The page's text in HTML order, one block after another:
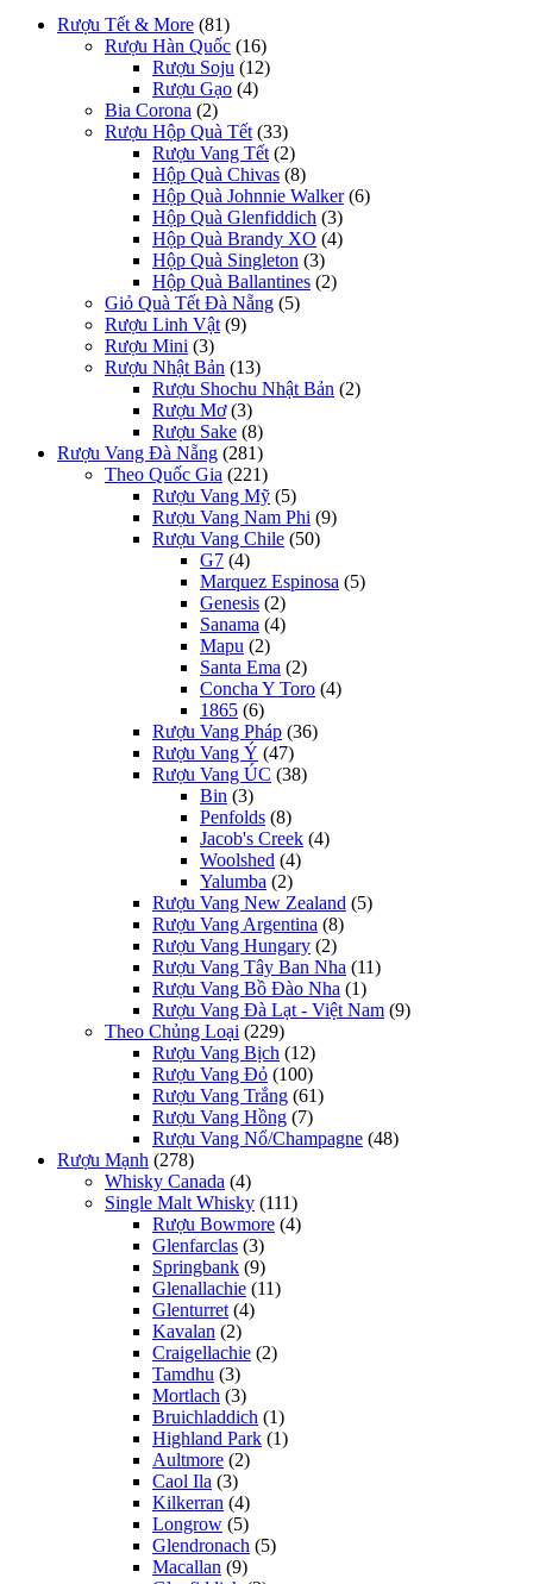
Rượu Tết & More (81)
Rượu Hàn Quốc (16)
Rượu Soju (12)
Rượu Gạo (4)
Bia Corona (2)
Rượu Hộp Quà Tết (33)
Rượu Vang Tết (2)
Hộp Quà Chivas (8)
Hộp Quà Johnnie Walker (6)
Hộp Quà Glenfiddich (3)
Hộp Quà Brandy XO (4)
Hộp Quà Singleton (3)
Hộp Quà Ballantines (2)
Giỏ Quà Tết Đà Nẵng (5)
Rượu Linh Vật (9)
Rượu Mini (3)
Rượu Nhật Bản (13)
Rượu Shochu Nhật Bản (2)
Rượu Mơ (3)
Rượu Sake (8)
Rượu Vang Đà Nẵng (281)
Theo Quốc Gia (221)
Rượu Vang Mỹ (5)
Rượu Vang Nam Phi (9)
Rượu Vang Chile (50)
G7 (4)
Marquez Espinosa (5)
Genesis (2)
Sanama (4)
Mapu (2)
Santa Ema (2)
Concha Y Toro (4)
1865 (6)
Rượu Vang Pháp (36)
Rượu Vang Ý (47)
Rượu Vang ÚC (38)
Bin (3)
Penfolds (8)
Jacob's Creek (4)
Woolshed (4)
Yalumba (2)
Rượu Vang New Zealand (5)
Rượu Vang Argentina (8)
Rượu Vang Hungary (2)
Rượu Vang Tây Ban Nha (11)
Rượu Vang Bồ Đào Nha (1)
Rượu Vang Đà Lạt - Việt Nam (9)
Theo Chủng Loại (229)
Rượu Vang Bịch (12)
Rượu Vang Đỏ (100)
Rượu Vang Trắng (61)
Rượu Vang Hồng (7)
Rượu Vang Nổ/Champagne (48)
Rượu Mạnh (278)
Whisky Canada (4)
Single Malt Whisky (111)
Rượu Bowmore (4)
Glenfarclas (3)
Springbank (9)
Glenallachie (11)
Glenturret (4)
Kavalan (2)
Craigellachie (2)
Tamdhu (3)
Mortlach (3)
Bruichladdich (1)
Highland Park (1)
Aultmore (2)
Caol Ila (3)
Kilkerran (4)
Longrow (5)
Glendronach (5)
Macallan (9)